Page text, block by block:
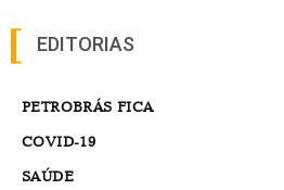
EDITORIAS
PETROBRÁS FICA
COVID-19
SAÚDE